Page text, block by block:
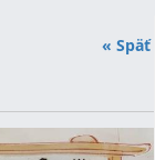
« Späť